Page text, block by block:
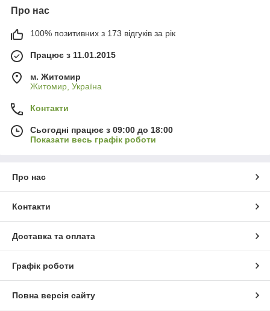
Про нас
100% позитивних з 173 відгуків за рік
Працює з 11.01.2015
м. Житомир
Житомир, Україна
Контакти
Сьогодні працює з 09:00 до 18:00
Показати весь графік роботи
Про нас
Контакти
Доставка та оплата
Графік роботи
Повна версія сайту